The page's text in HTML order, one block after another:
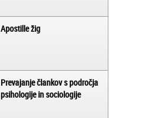
Apostille žig
Prevajanje člankov s področja
psihologije in sociologije